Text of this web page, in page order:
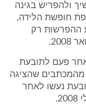
ולהפריש בגינה
חופשת הלידה,
ההפרשות רק
פעם לתובעת
שהציגה
נעשו לאחר